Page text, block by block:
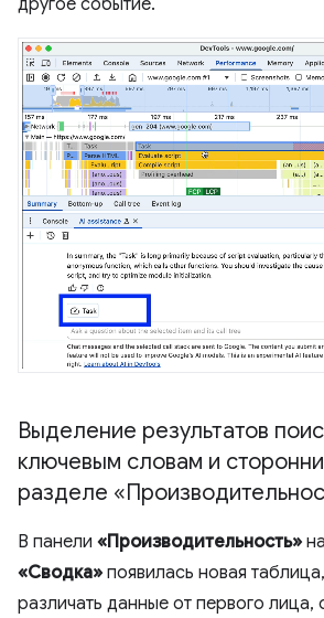
Выделение результатов
ключевым словам и
разделе
В панели «Производительность»
«Сводка» появилась новая
различать данные от первого лица,